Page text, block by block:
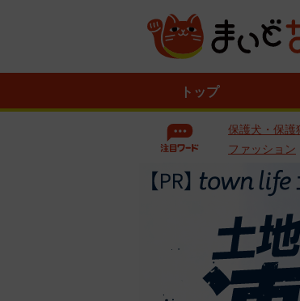
トップ
保護犬・保護
ファッション